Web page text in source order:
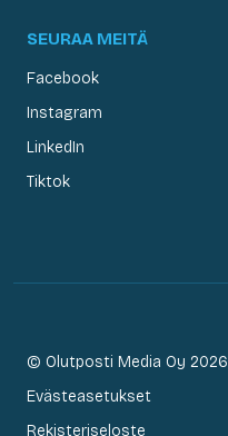
SEURAA MEITÄ
Facebook
Instagram
LinkedIn
Tiktok
© Olutposti Media Oy 2026
Evästeasetukset
Rekisteriseloste